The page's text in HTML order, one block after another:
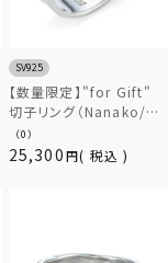
SV925
【数量限定】"for Gift"
切子リング（Nanako/魚
子）/シルバー925
25,300 税込
（0）